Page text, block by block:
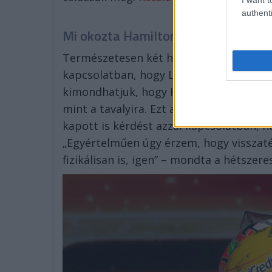
Mi okozta Hamilton jó 2026-os
Természetesen két hétvége még kevés
kapcsolatban, hogy Lewis Hamilton
kimondhatjuk, hogy Hamilton ma
mint a tavalyira. Ezt a nyilatkozataival,
kapott is kérdést azzal kapcsolatban,
„Egyértelműen úgy érzem, hogy
fizikálisan is, igen” – mondta a